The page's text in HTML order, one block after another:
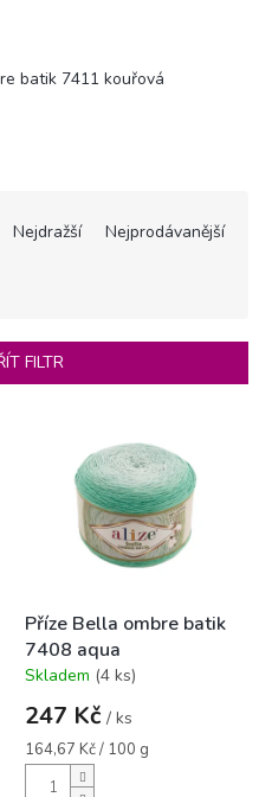
batik 7411 kouřová
Nejdražší Nejprodávanější
FILTR
Příze Bella ombre batik
7408 aqua
Průměrné
hodnocení
produktu
je
5,0
Skladem (4 ks)
247 Kč / ks
Měrná
cena:
164,67 Kč / 100 g